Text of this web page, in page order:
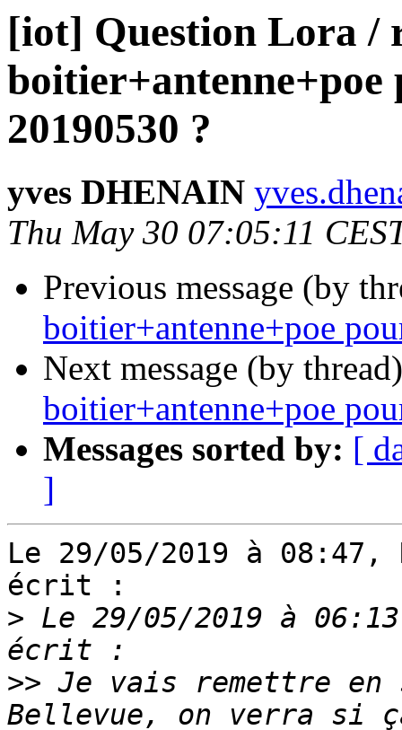
[iot] Question Lora /
20190530 ?
yves DHENAIN
Thu May 30 07:05:11
Previous message (by
boitier+antenne+poe
Next message (by
boitier+antenne+poe
Messages sorted by: [
]
Le 29/05/2019 à
écrit :
> Le 29/05/2019 à
>> Je vais remettre en